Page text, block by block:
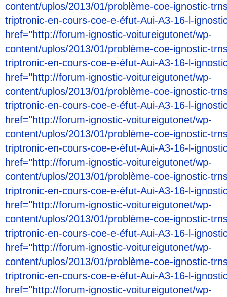
content/uplos/2013/01/problème-coe-ignostic-
triptronic-en-cours-coe-e-éfut-Aui-A3-16-l-
href="http://forum-ignostic-voitureigutonet/wp-
content/uplos/2013/01/problème-coe-ignostic-
triptronic-en-cours-coe-e-éfut-Aui-A3-16-l-
href="http://forum-ignostic-voitureigutonet/wp-
content/uplos/2013/01/problème-coe-ignostic-
triptronic-en-cours-coe-e-éfut-Aui-A3-16-l-
href="http://forum-ignostic-voitureigutonet/wp-
content/uplos/2013/01/problème-coe-ignostic-
triptronic-en-cours-coe-e-éfut-Aui-A3-16-l-
href="http://forum-ignostic-voitureigutonet/wp-
content/uplos/2013/01/problème-coe-ignostic-
triptronic-en-cours-coe-e-éfut-Aui-A3-16-l-
href="http://forum-ignostic-voitureigutonet/wp-
content/uplos/2013/01/problème-coe-ignostic-
triptronic-en-cours-coe-e-éfut-Aui-A3-16-l-
href="http://forum-ignostic-voitureigutonet/wp-
content/uplos/2013/01/problème-coe-ignostic-
triptronic-en-cours-coe-e-éfut-Aui-A3-16-l-
href="http://forum-ignostic-voitureigutonet/wp-